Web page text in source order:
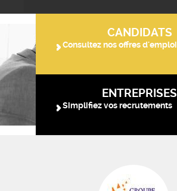
CANDIDATS
Consultez nos offres d'emploi
ENTREPRISES
Simplifiez vos recrutements